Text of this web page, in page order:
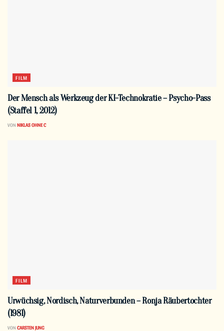
FILM
Der Mensch als Werkzeug der KI-Technokratie – Psycho-Pass
(Staffel 1, 2012)
VON NIKLAS OHNE C
FILM
Urwüchsig, Nordisch, Naturverbunden – Ronja Räubertochter
(1981)
VON CARSTEN JUNG